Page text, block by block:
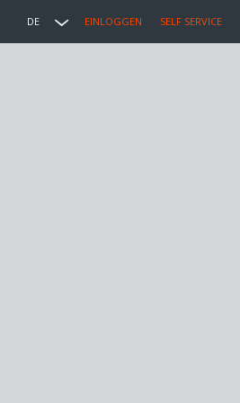
DE EINLOGGEN SELF SERVICE